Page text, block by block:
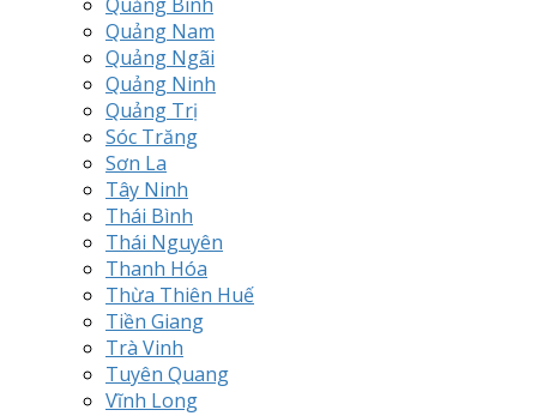
Quảng Nam
Quảng Ngãi
Quảng Ninh
Quảng Trị
Sóc Trăng
Sơn La
Tây Ninh
Thái Bình
Thái Nguyên
Thanh Hóa
Thừa Thiên Huế
Tiền Giang
Trà Vinh
Tuyên Quang
Vĩnh Long